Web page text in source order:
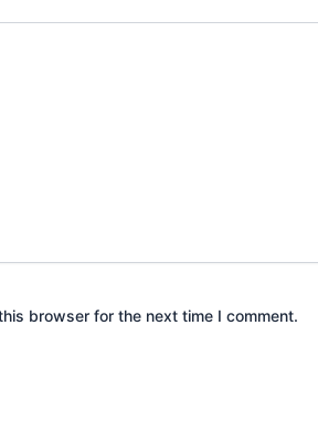
browser for the next time I comment.